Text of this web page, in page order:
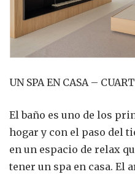
UN SPA EN CASA –
El baño es uno de los
hogar y con el paso del
en un espacio de relax
tener un spa en casa. El